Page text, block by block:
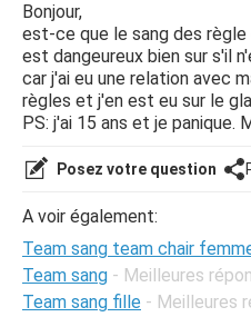
Bonjour,
est-ce que le sang des
est dangeureux bien sur s'il
car j'ai eu une relation avec
règles et j'en est eu sur le
PS: j'ai 15 ans et je panique.
Posez votre question
A voir également:
Team sang team chair
Team sang - Meilleures
Team sang fille - Meilleures